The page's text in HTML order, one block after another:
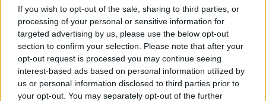
If you wish to opt-out of the sale, sharing to third parties, or
processing of your personal or sensitive information for
targeted advertising by us, please use the below opt-out
section to confirm your selection. Please note that after your
opt-out request is processed you may continue seeing
interest-based ads based on personal information utilized by
us or personal information disclosed to third parties prior to
your opt-out. You may separately opt-out of the further
ANZEIGE